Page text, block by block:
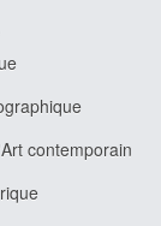
contemporain